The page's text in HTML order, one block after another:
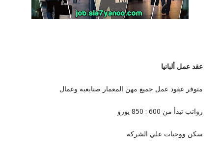
عقد عمل ألبانيا
متوفر عقود عمل جميع مهن المعمار صنايعيه وعمال
رواتب تبدأ من 600 : 850 يورو
سكن ووجبات علي الشركه